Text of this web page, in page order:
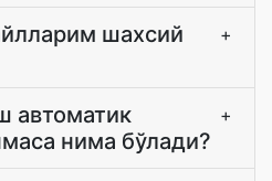
шахсий
+
автоматик
нима бўлади?
+